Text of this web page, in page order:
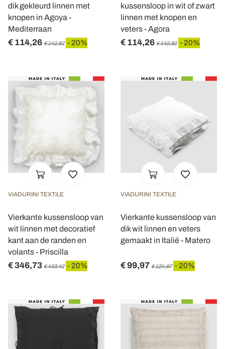
dik gekleurd linnen met
knopen in Agoya -
Mediterraan
€ 114,26 € 142,82 - 20%
kussensloop in wit of zwart
linnen met knopen en
veters - Agora
€ 114,26 € 142,82 - 20%
VIADURINI TEXTILE
Vierkante kussensloop van
wit linnen met decoratief
kant aan de randen en
volants - Priscilla
€ 346,73 € 433,42 - 20%
VIADURINI TEXTILE
Vierkante kussensloop van
dik wit linnen en veters
gemaakt in Italië - Matero
€ 99,97 € 124,97 - 20%